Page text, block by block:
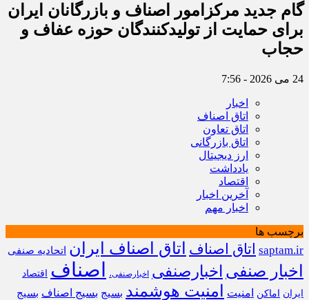
گام جدید مرکزامور اصناف و بازرگانان ایران
برای حمایت از تولیدکنندگان حوزه عفاف و
حجاب
24 می 2026 - 7:56
اخبار
اتاق اصناف
اتاق تعاون
اتاق بازرگانی
ارز دیجیتال
یادداشت
اقتصاد
آخرین اخبار
اخبار مهم
برچسب ها
saptam.ir اتاق اصناف اتاق اصناف ایران اتحادیه صنفی
اخبار صنفی اخبارصنفی اخبارصنفی، اصناف
اقتصاد
ایران
اماکن امنیت امنیت هوشمند بسیج بسیج اصناف بسیج